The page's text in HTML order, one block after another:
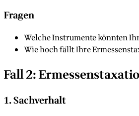
Fragen
Welche Instrumente könnten
Wie hoch fällt Ihre
Fall 2:
1. Sachverhalt